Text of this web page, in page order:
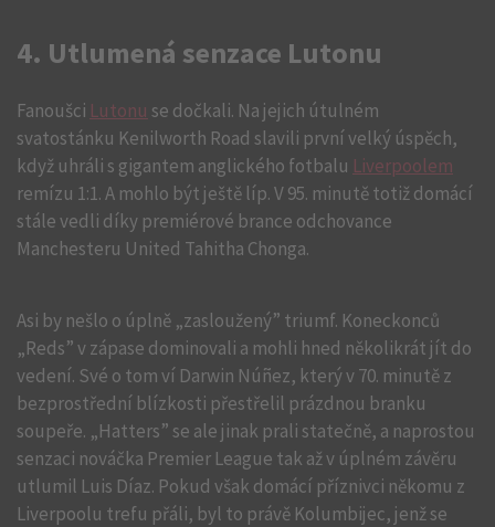
4. Utlumená senzace Lutonu
Fanoušci Lutonu se dočkali. Na jejich útulném
svatostánku Kenilworth Road slavili první velký úspěch,
když uhráli s gigantem anglického fotbalu Liverpoolem
remízu 1:1. A mohlo být ještě líp. V 95. minutě totiž domácí
stále vedli díky premiérové brance odchovance
Manchesteru United Tahitha Chonga.
Asi by nešlo o úplně „zasloužený” triumf. Koneckonců
„Reds” v zápase dominovali a mohli hned několikrát jít do
vedení. Své o tom ví Darwin Núñez, který v 70. minutě z
bezprostřední blízkosti přestřelil prázdnou branku
soupeře. „Hatters” se ale jinak prali statečně, a naprostou
senzaci nováčka Premier League tak až v úplném závěru
utlumil Luis Díaz. Pokud však domácí příznivci někomu z
Liverpoolu trefu přáli, byl to právě Kolumbijec, jenž se